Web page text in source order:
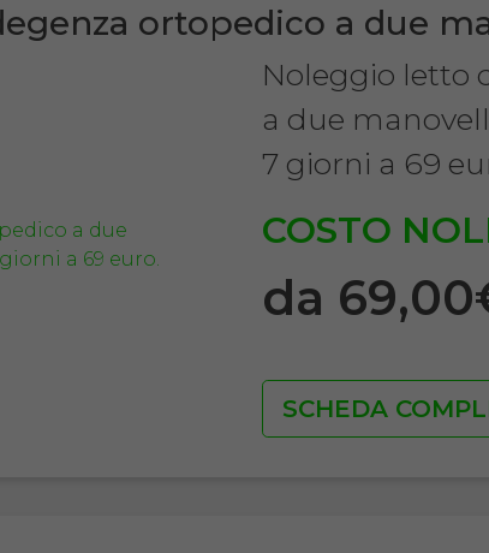
ortopedico a due
Noleggio letto
a due
7 giorni a 69
COSTO
da
SCHEDA